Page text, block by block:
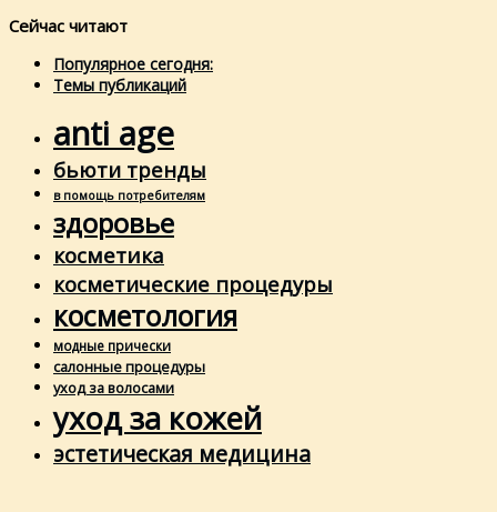
Сейчас читают
Популярное сегодня:
Темы публикаций
anti age
бьюти тренды
в помощь потребителям
здоровье
косметика
косметические процедуры
косметология
модные прически
салонные процедуры
уход за волосами
уход за кожей
эстетическая медицина